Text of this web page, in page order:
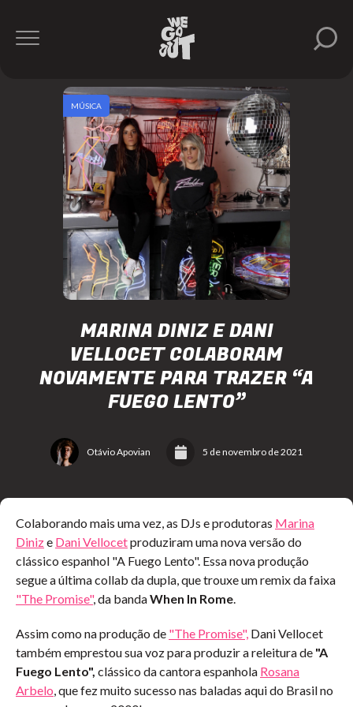
MARINA DINIZ E DANI
VELLOCET COLABORAM
NOVAMENTE PARA TRAZER “A
FUEGO LENTO”
Otávio Apovian 5 de novembro de 2021
MÚSICA
Colaborando mais uma vez, as DJs e produtoras Marina
Dinize Dani Vellocetproduziram uma nova versão do
clássico espanhol "A Fuego Lento". Essa nova produção
segue a última collab da dupla, que trouxe um remix da faixa
"The Promise", da bandaWhen In Rome.
Assim como na produção de "The Promise", Dani Vellocet
também emprestou sua voz para produzir a releitura de "A
Fuego Lento", clássico da cantora espanhola Rosana
Arbelo, que fez muito sucesso nas baladas aqui do Brasil no